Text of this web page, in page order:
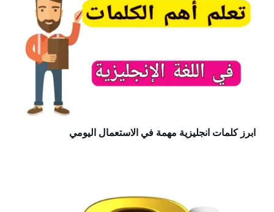
ابرز كلمات انجليزية مهمة في الاستعمال اليومي